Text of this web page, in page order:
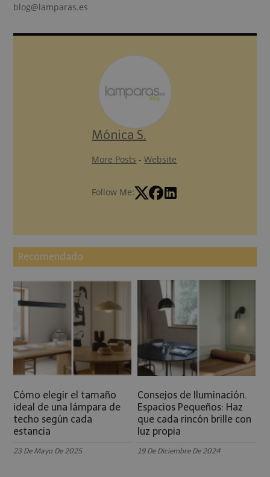
blog@lamparas.es
Mónica S.
More Posts -Website
Follow Me:
Recomendado
Cómo elegir el tamaño
ideal de una lámpara de
techo según cada
estancia
23 De Mayo De 2025
Consejos de Iluminación.
Espacios Pequeños: Haz
que cada rincón brille con
luz propia
19 De Diciembre De 2024